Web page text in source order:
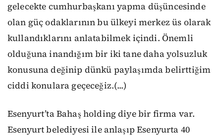
gelecekte cumhurbaşkanı yapma düşüncesinde
olan güç odaklarının bu ülkeyi merkez üs olarak
kullandıklarını anlatabilmek içindi. Önemli
olduğuna inandığım bir iki tane daha yolsuzluk
konusuna değinip dünkü paylaşımda belirttiğim
ciddi konulara geçeceğiz.(...)
Esenyurt’ta Bahaş holding diye bir firma var.
Esenyurt belediyesi ile anlaşıp Esenyurta 40